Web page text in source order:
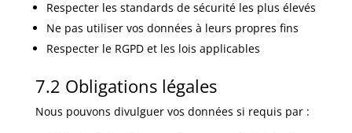
Respecter les standards de sécurité les plus élevés
Ne pas utiliser vos données à leurs propres fins
Respecter le RGPD et les lois applicables
7.2 Obligations légales
Nous pouvons divulguer vos données si requis par :